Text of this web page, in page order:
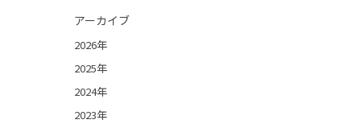
アーカイブ
2026年
2025年
2024年
2023年